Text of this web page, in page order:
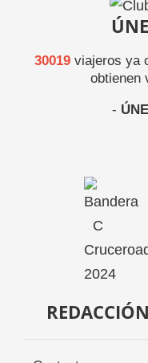
30019viajeros ya
obtienen
-
REDACCIÓN